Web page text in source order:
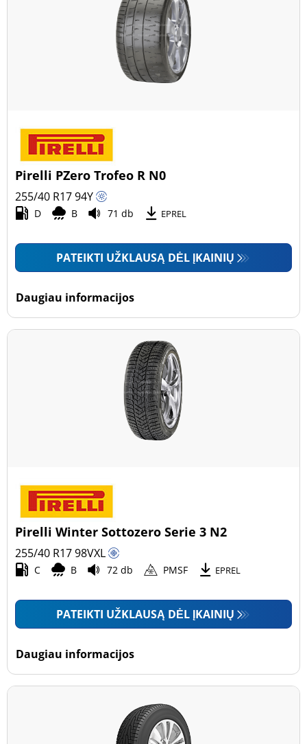
Pirelli PZero Trofeo R N0
255/40 R1794Y
D B 71 db EPREL
PATEIKTI UŽKLAUSĄ DĖL ĮKAINIŲ
Daugiau informacijos
Pirelli Winter Sottozero Serie 3 N2
255/40 R1798VXL
C B 72 db PMSF EPREL
PATEIKTI UŽKLAUSĄ DĖL ĮKAINIŲ
Daugiau informacijos